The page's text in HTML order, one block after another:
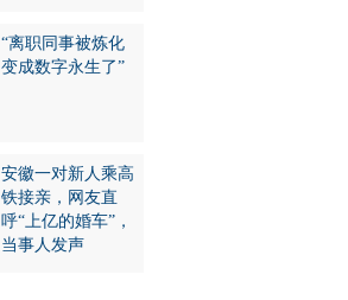
“离职同事被炼化
变成数字永生了”
安徽一对新人乘高
铁接亲，网友直
呼“上亿的婚车”，
当事人发声